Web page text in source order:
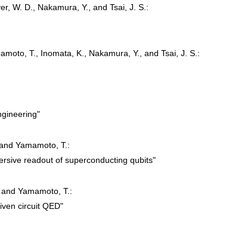
W. D., Nakamura, Y., and Tsai, J. S.:
T., Inomata, K., Nakamura, Y., and Tsai, J. S.:
Yamamoto, T.:
readout of superconducting qubits"
Yamamoto, T.:
circuit QED"